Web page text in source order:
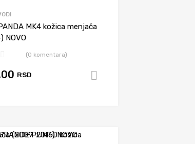
MK4 kožica menjača
NOVO
(0 komentara)
RSD